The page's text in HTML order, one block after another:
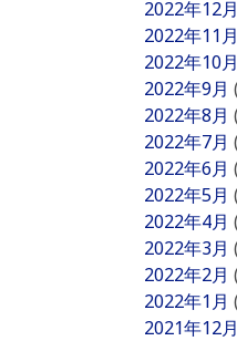
2022年12月
2022年11月
2022年10月
2022年9月
2022年8月
2022年7月
2022年6月
2022年5月
2022年4月
2022年3月
2022年2月
2022年1月
2021年12月